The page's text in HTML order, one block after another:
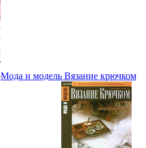
Мода и модель Вязание крючком